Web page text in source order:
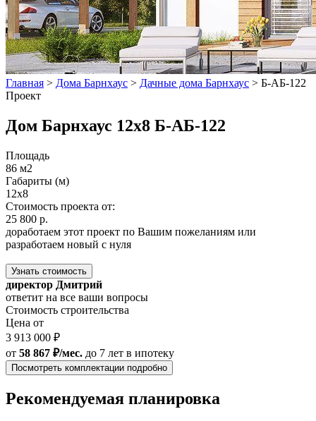
Главная > Дома Барнхаус > Дачные дома Барнхаус > Б-АБ-122
Проект
Дом Барнхаус 12x8 Б-АБ-122
Площадь
86 м2
Габариты (м)
12x8
Стоимость проекта от:
25 800 р.
доработаем этот проект по Вашим пожеланиям или
разработаем новый с нуля
Узнать стоимость
директор Дмитрий
ответит на все ваши вопросы
Стоимость строительства
Цена от
3 913 000 ₽
от 58 867 ₽/мес. до 7 лет в ипотеку
Посмотреть комплектации подробно
Рекомендуемая планировка